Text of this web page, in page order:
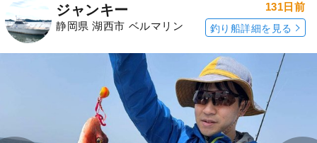
ジャンキー
静岡県 湖西市 ベルマリン
131日前
釣り船詳細を見る